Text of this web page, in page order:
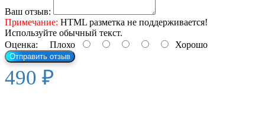
Ваш отзыв:
Примечание: HTML разметка не поддерживается!
Используйте обычный текст.
Оценка: Плохо Хорошо
Отправить отзыв
490 ₽